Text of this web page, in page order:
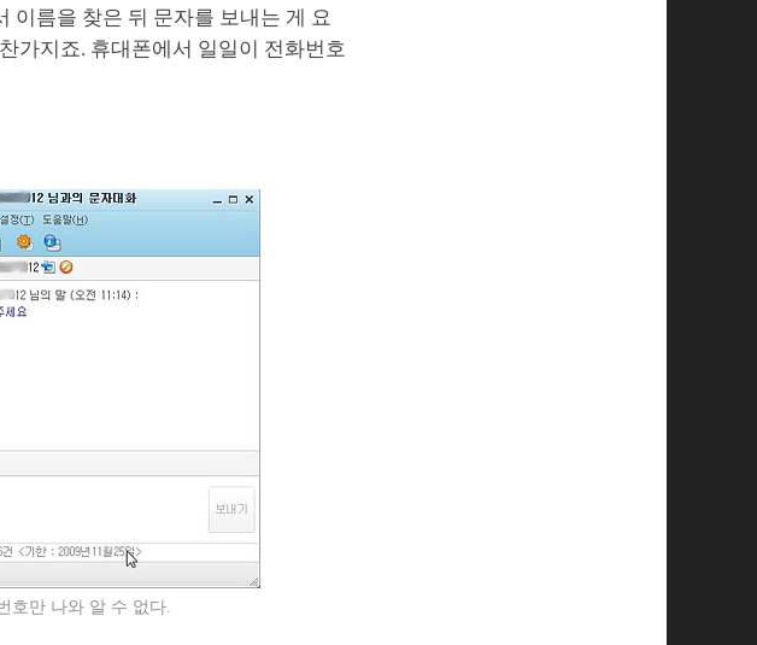
이름을 찾은 뒤 문자를 보내는 게 요
가지죠. 휴대폰에서 일일이 전화번호
호만 나와 알 수 없다.